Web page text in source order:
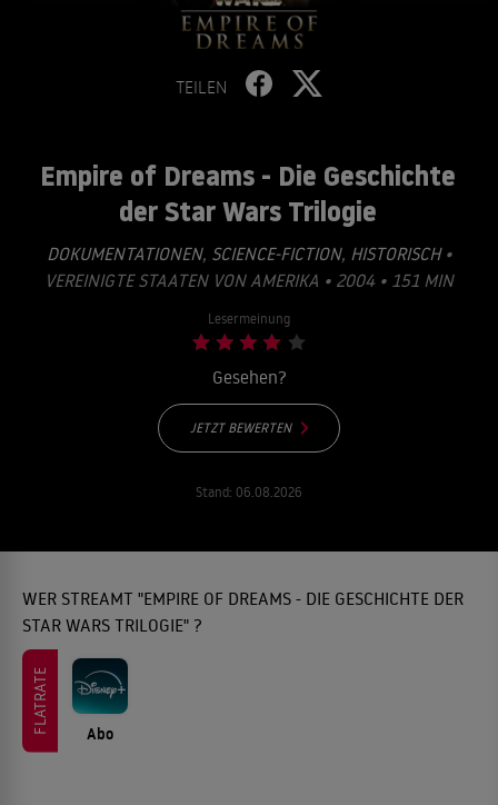
TEILEN
Empire of Dreams - Die Geschichte
der Star Wars Trilogie
DOKUMENTATIONEN, SCIENCE-FICTION, HISTORISCH•
VEREINIGTE STAATEN VON AMERIKA • 2004 • 151 MIN
Lesermeinung
Gesehen?
JETZT BEWERTEN
Stand: 06.08.2026
WER STREAMT "EMPIRE OF DREAMS - DIE GESCHICHTE DER
STAR WARS TRILOGIE" ?
FLATRATE Abo